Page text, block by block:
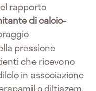
rapporto
di calcio-
pressione
che ricevono
in associazione